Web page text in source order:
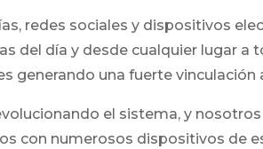
redes sociales y dispositivos
del día y desde cualquier lugar a
generando una fuerte vinculación
el sistema, y
con numerosos dispositivos de